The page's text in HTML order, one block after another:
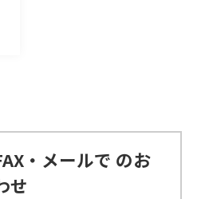
・メールで のお
せ